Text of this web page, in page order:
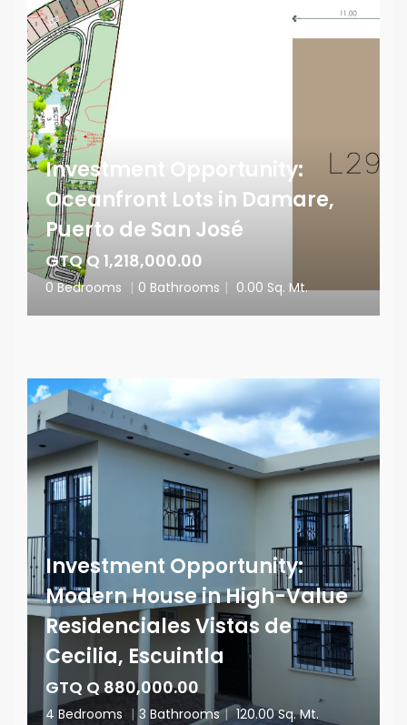
Investment Opportunity:
Oceanfront Lots in Damare,
Puerto de San José
GTQ Q 1,218,000.00
0 Bedrooms | 0 Bathrooms | 0.00 Sq. Mt.
Investment Opportunity:
Modern House in High-Value
Residenciales Vistas de
Cecilia, Escuintla
GTQ Q 880,000.00
4 Bedrooms | 3 Bathrooms | 120.00 Sq. Mt.